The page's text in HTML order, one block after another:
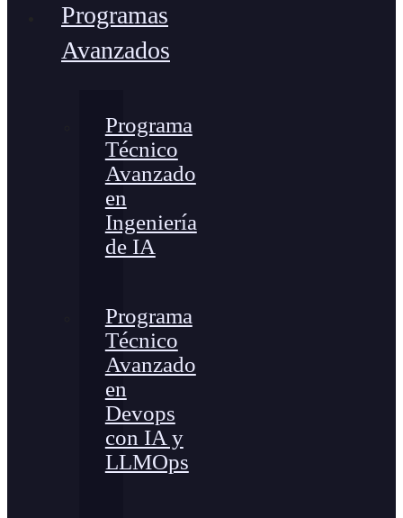
Programas
Avanzados
Programa
Técnico
Avanzado
en
Ingeniería
de IA
Programa
Técnico
Avanzado
en
Devops
con IA y
LLMOps